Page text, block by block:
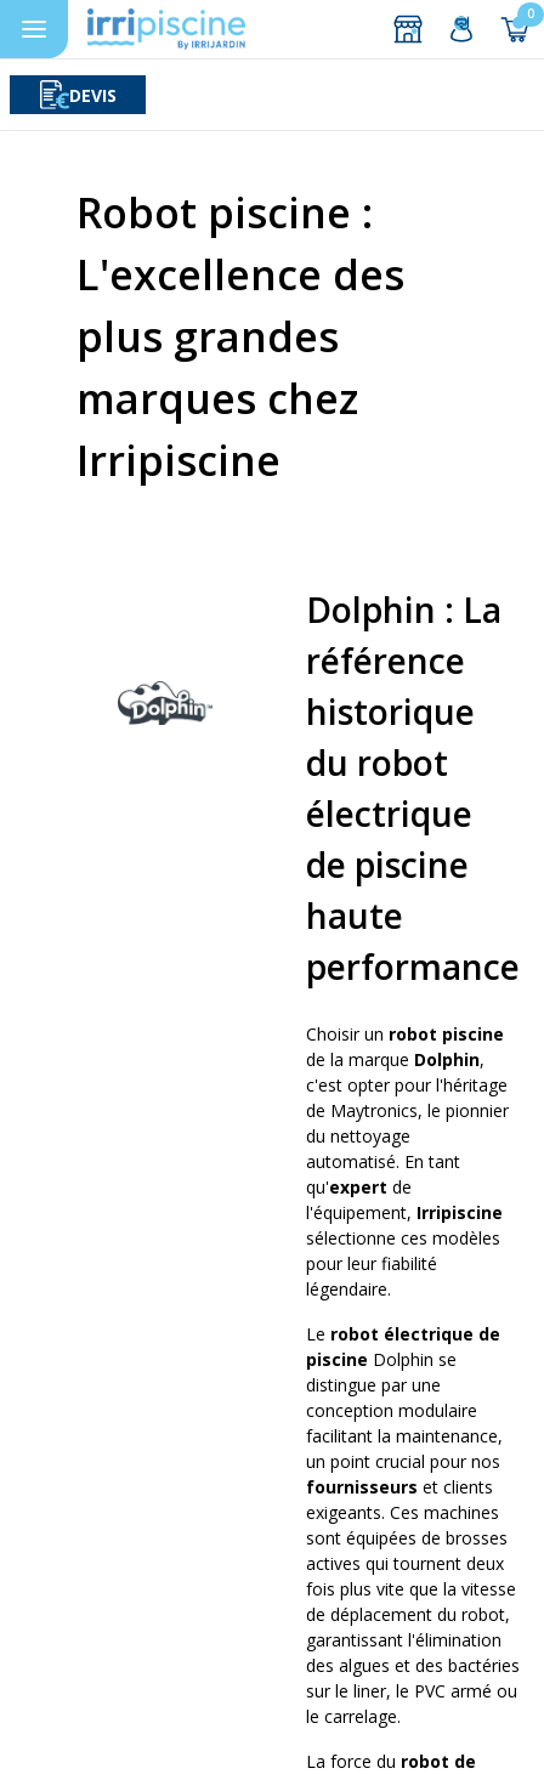
0
DEVIS
Robot piscine :
L'excellence des
plus grandes
marques chez
Irripiscine
Dolphin : La
référence
historique
du robot
électrique
de piscine
haute
performance
Choisir un robot piscine
de la marque Dolphin,
c'est opter pour l'héritage
de Maytronics, le pionnier
du nettoyage
automatisé. En tant
qu'expert de
l'équipement, Irripiscine
sélectionne ces modèles
pour leur fiabilité
légendaire.
Le robot électrique de
piscine Dolphin se
distingue par une
conception modulaire
facilitant la maintenance,
un point crucial pour nos
fournisseurs et clients
exigeants. Ces machines
sont équipées de brosses
actives qui tournent deux
fois plus vite que la vitesse
de déplacement du robot,
garantissant l'élimination
des algues et des bactéries
sur le liner, le PVC armé ou
le carrelage.
La force du robot de